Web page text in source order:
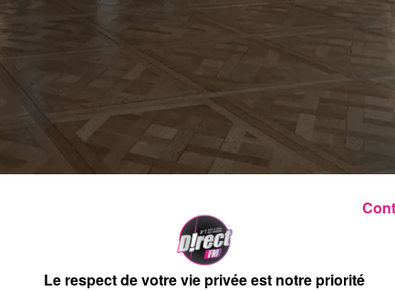
le mardi 11 janvier 2022
le mot d’ordre sanitaire de ces
Nancyet les acteurs de santé sont
Le respect de votre vie privée est notre priorité